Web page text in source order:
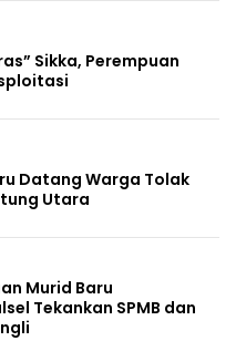
Sikka, Perempuan
Datang Warga Tolak
Utara
Murid Baru
Tekankan SPMB dan